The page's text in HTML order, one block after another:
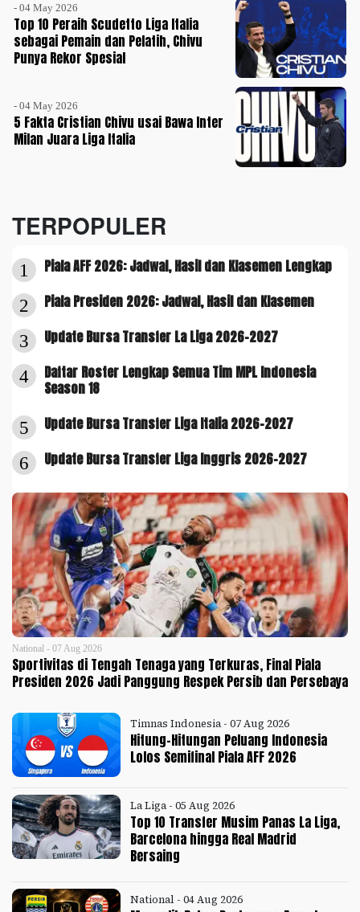
- 04 May 2026
Top 10 Peraih Scudetto Liga Italia
sebagai Pemain dan Pelatih, Chivu
Punya Rekor Spesial
- 04 May 2026
5 Fakta Cristian Chivu usai Bawa Inter
Milan Juara Liga Italia
TERPOPULER
1 Piala AFF 2026: Jadwal, Hasil dan Klasemen Lengkap
2 Piala Presiden 2026: Jadwal, Hasil dan Klasemen
3 Update Bursa Transfer La Liga 2026-2027
4
Daftar Roster Lengkap Semua Tim MPL Indonesia
Season 18
5 Update Bursa Transfer Liga Italia 2026-2027
6 Update Bursa Transfer Liga Inggris 2026-2027
National - 07 Aug 2026
Sportivitas di Tengah Tenaga yang Terkuras, Final Piala
Presiden 2026 Jadi Panggung Respek Persib dan Persebaya
Timnas Indonesia - 07 Aug 2026
Hitung-Hitungan Peluang Indonesia
Lolos Semifinal Piala AFF 2026
La Liga - 05 Aug 2026
Top 10 Transfer Musim Panas La Liga,
Barcelona hingga Real Madrid
Bersaing
National - 04 Aug 2026